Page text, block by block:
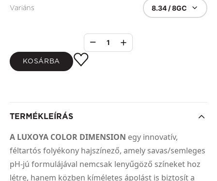
Variáns 8.34 / 8GC
1
KOSÁRBA
TERMÉKLEÍRÁS
A LUXOYA COLOR DIMENSION egy innovatív,
féltartós folyékony hajszínező, amely savas/semleges
pH-jú formulájával nemcsak lenyűgöző színeket hoz
létre, hanem közben kíméletes ápolást is biztosít a